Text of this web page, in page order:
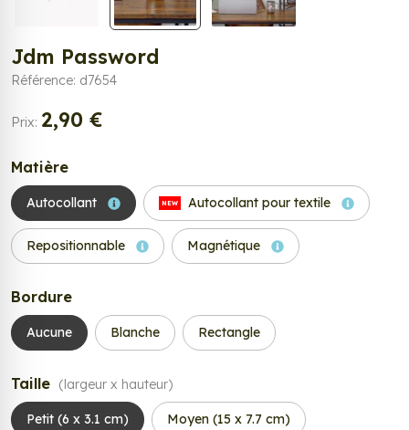
Jdm Password
Référence: d7654
Prix: 2,90 €
Matière
Autocollant NEW Autocollant pour textile
Repositionnable Magnétique
Bordure
Aucune Blanche Rectangle
Taille (largeur x hauteur)
Petit (6 x 3.1 cm) Moyen (15 x 7.7 cm)